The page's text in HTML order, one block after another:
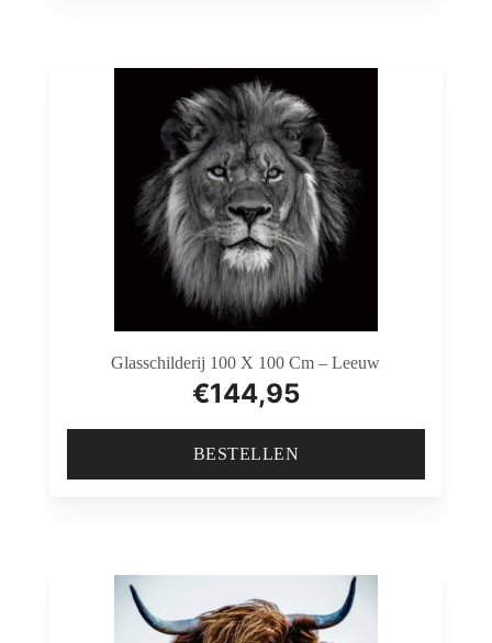
Glasschilderij 100 X 100 Cm – Leeuw
€144,95
BESTELLEN